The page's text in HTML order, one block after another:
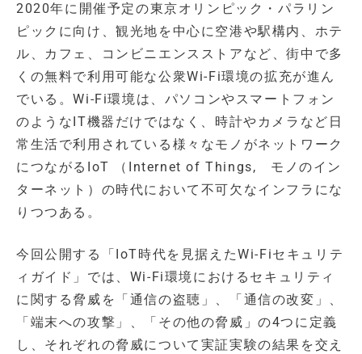
2020年に開催予定の東京オリンピック・パラリン
ピックに向け、観光地を中心に空港や駅構内、ホテ
ル、カフェ、コンビニエンスストアなど、街中で多
くの無料で利用可能な公衆Wi-Fi環境の拡充が進ん
でいる。Wi-Fi環境は、パソコンやスマートフォン
のようなIT機器だけではなく、時計やカメラなど日
常生活で利用されている様々なモノがネットワーク
につながるIoT （Internet of Things, モノのイン
ターネット）の時代において不可欠なインフラにな
りつつある。
今回公開する「IoT時代を見据えたWi-Fiセキュリテ
ィガイド」では、Wi-Fi環境におけるセキュリティ
に関する脅威を「通信の盗聴」、「通信の改変」、
「端末への攻撃」、「その他の脅威」の4つに定義
し、それぞれの脅威について実証実験の結果を交え